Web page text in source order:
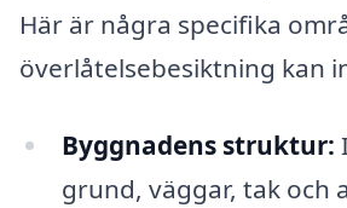
Här är några specifika
överlåtelsebesiktning kan
Byggnadens struktur:
grund, väggar, tak och